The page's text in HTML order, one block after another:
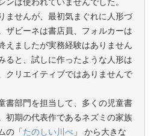
ンは使われていませんでした。
ませんが、最初気まぐれに人形づ
ザビーネは書店員、フォルカーは
えましたが実務経験はありません
ると、試しに作ったような人形は
クリエイティブではありませんで
書部門を担当して、多くの児童書
初期の代表作であるネズミの家族
の「 たのしい川べ 」 から大きな